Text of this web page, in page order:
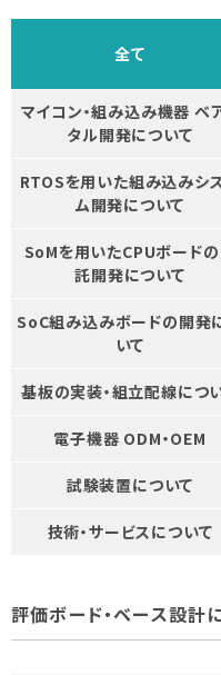
全て
マイコン・組み込み機器 ベ
タル開発について
RTOSを用いた組み込みシ
ム開発について
SoMを用いたCPUボード
託開発について
SoC組み込みボードの開発
いて
基板の実装・組立配線につ
電子機器 ODM・OEM
試験装置について
技術・サービスについて
評価ボード・ベース設計